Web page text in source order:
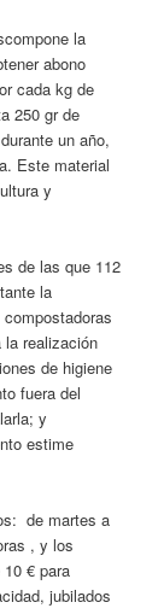
la
abono
cada kg de
250 gr de
un año,
Este material
y
de las que 112
la
realización
de higiene
fuera del
y
estime
de martes a
, y los
€ para
jubilados